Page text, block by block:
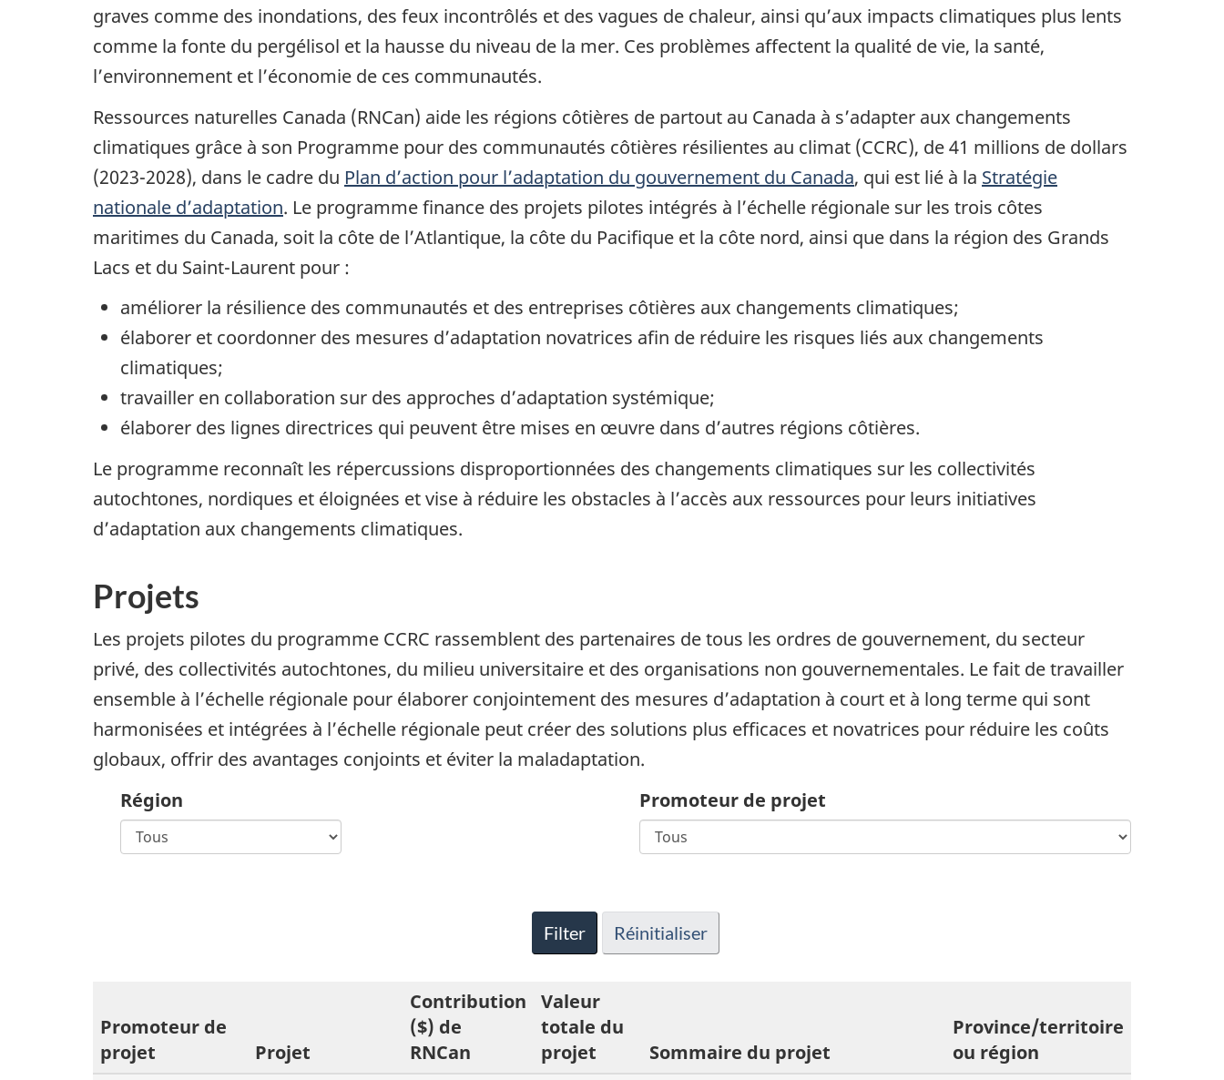
graves comme des inondations, des feux incontrôlés et des vagues de chaleur, ainsi qu’aux impacts climatiques plus lents
comme la fonte du pergélisol et la hausse du niveau de la mer. Ces problèmes affectent la qualité de vie, la santé,
l’environnement et l’économie de ces communautés.
Ressources naturelles Canada (RNCan) aide les régions côtières de partout au Canada à s’adapter aux changements
climatiques grâce à son Programme pour des communautés côtières résilientes au climat (CCRC), de 41 millions de dollars
(2023-2028), dans le cadre du Plan d’action pour l’adaptation du gouvernement du Canada, qui est lié à la Stratégie
nationale d’adaptation. Le programme finance des projets pilotes intégrés à l’échelle régionale sur les trois côtes
maritimes du Canada, soit la côte de l’Atlantique, la côte du Pacifique et la côte nord, ainsi que dans la région des Grands
Lacs et du Saint-Laurent pour :
améliorer la résilience des communautés et des entreprises côtières aux changements climatiques;
élaborer et coordonner des mesures d’adaptation novatrices afin de réduire les risques liés aux changements
climatiques;
travailler en collaboration sur des approches d’adaptation systémique;
élaborer des lignes directrices qui peuvent être mises en œuvre dans d’autres régions côtières.
Le programme reconnaît les répercussions disproportionnées des changements climatiques sur les collectivités
autochtones, nordiques et éloignées et vise à réduire les obstacles à l’accès aux ressources pour leurs initiatives
d’adaptation aux changements climatiques.
Projets
Les projets pilotes du programme CCRC rassemblent des partenaires de tous les ordres de gouvernement, du secteur
privé, des collectivités autochtones, du milieu universitaire et des organisations non gouvernementales. Le fait de travailler
ensemble à l’échelle régionale pour élaborer conjointement des mesures d’adaptation à court et à long terme qui sont
harmonisées et intégrées à l’échelle régionale peut créer des solutions plus efficaces et novatrices pour réduire les coûts
globaux, offrir des avantages conjoints et éviter la maladaptation.
Région
Promoteur de projet
Filter Réinitialiser
Promoteur de
projet
Projet
Contribution
($) de
RNCan
Valeur
totale du
projet
Sommaire du projet
Province/territoire
ou région